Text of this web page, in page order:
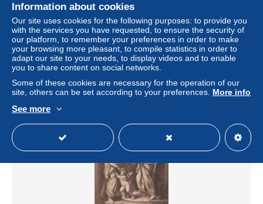
France Paris Île de Peinture de Ghirlandaio Vieillard et Son
Petit #PAC666
± US$19.85
Status Private individual
New
Information about cookies
Our site uses cookies for the following purposes: to provide you
with the services you have requested, to ensure the security of
our platform, to remember your preferences in order to make
your browsing more pleasant, to compile statistics in order to
adapt our site to your needs, to display videos and to enable
you to share content on social networks.
Some of these cookies are necessary for the operation of our
site, others can be set according to your preferences. More info
See more